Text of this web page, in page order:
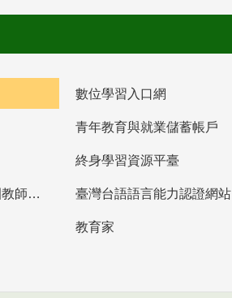
數位學習入口網
青年教育與就業儲蓄帳戶
終身學習資源平臺
教育部高中等以下學校及幼兒園教師資格檢定考試 臺灣台語語言能力認證網站
教育家